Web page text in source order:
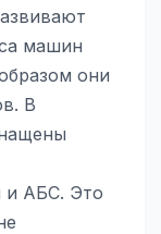
машин
они
В
и АБС. Это